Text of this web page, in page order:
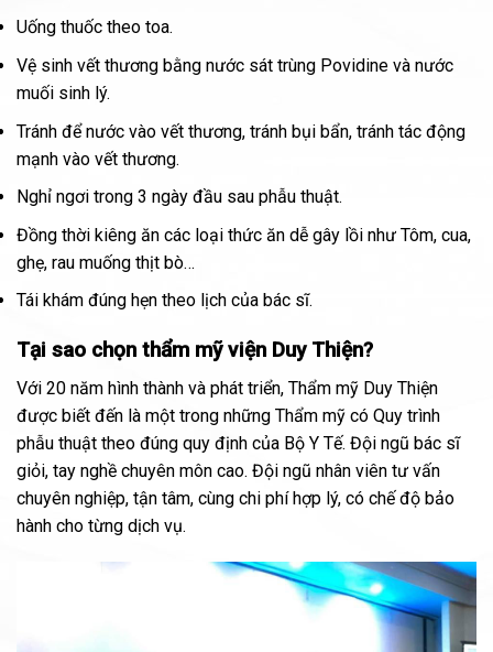
Uống thuốc theo toa.
Vệ sinh vết thương bằng nước sát trùng Povidine và nước
muối sinh lý.
Tránh để nước vào vết thương, tránh bụi bẩn, tránh tác động
mạnh vào vết thương.
Nghỉ ngơi trong 3 ngày đầu sau phẫu thuật.
Đồng thời kiêng ăn các loại thức ăn dễ gây lồi như Tôm, cua,
ghẹ, rau muống thịt bò…
Tái khám đúng hẹn theo lịch của bác sĩ.
Tại sao chọn thẩm mỹ viện Duy Thiện?
Với 20 năm hình thành và phát triển, Thẩm mỹ Duy Thiện
được biết đến là một trong những Thẩm mỹ có Quy trình
phẫu thuật theo đúng quy định của Bộ Y Tế. Đội ngũ bác sĩ
giỏi, tay nghề chuyên môn cao. Đội ngũ nhân viên tư vấn
chuyên nghiệp, tận tâm, cùng chi phí hợp lý, có chế độ bảo
hành cho từng dịch vụ.